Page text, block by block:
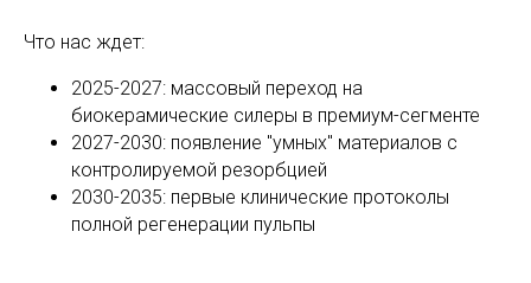
Что нас ждет:
2025-2027: массовый переход на
биокерамические силеры в премиум-сегменте
2027-2030: появление "умных" материалов с
контролируемой резорбцией
2030-2035: первые клинические протоколы
полной регенерации пульпы